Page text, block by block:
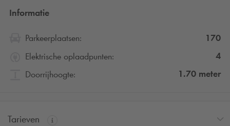
Informatie
Parkeerplaatsen:
170
Elektrische oplaadpunten:
4
Doorrijhoogte:
1.70 meter
Tarieven